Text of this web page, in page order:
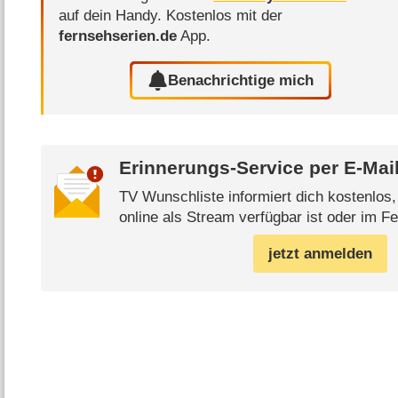
auf dein Handy. Kostenlos mit der
fernsehserien.de App.
Benachrichtige mich
Erinnerungs-Service per E-
TV Wunschliste informiert dich
online als Stream verfügbar ist oder im
jetzt anmelden